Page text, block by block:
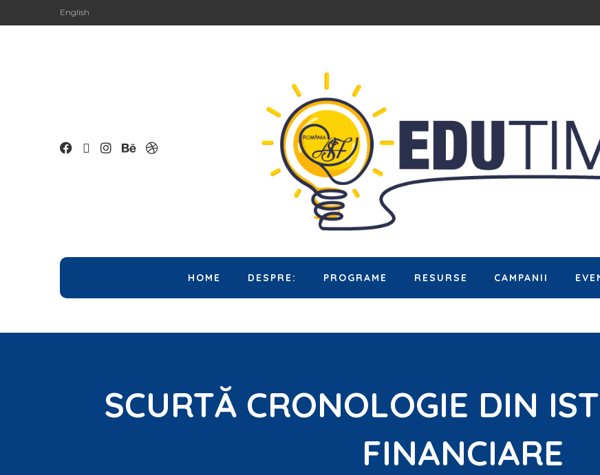
English
HOME DESPRE: PROGRAME RESURSE CAMPANII
SCURTĂ CRONOLOGIE DIN
FINANCIARE